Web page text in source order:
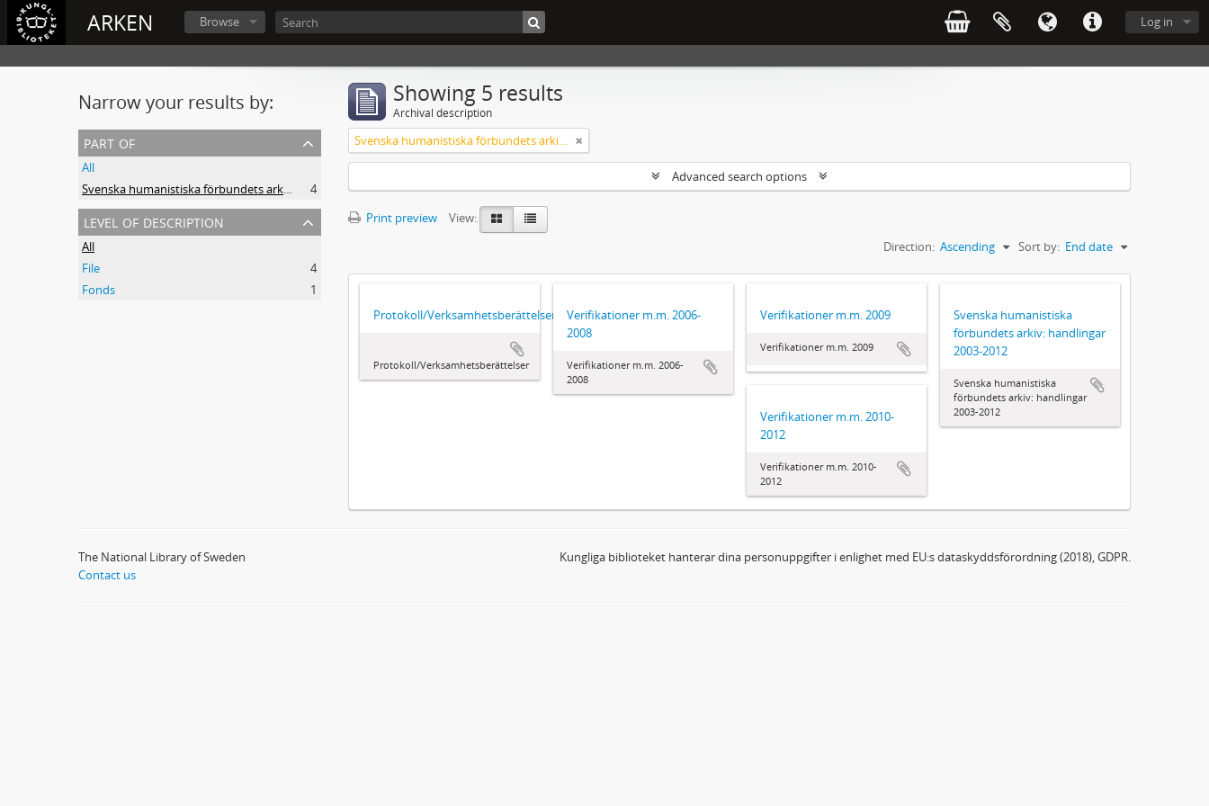
ARKEN Log in
Browse
Narrow your results by:
part of
All
Svenska humanistiska förbundets arkiv: handlingar 2003-2012
4
level of description
All
File
4
Fonds
1
Showing 5 results
Archival description
Svenska humanistiska förbundets arkiv: handlingar 2003-2012
Advanced search options
Print preview
View:
Sort by: End date
Direction: Ascending
Protokoll/Verksamhetsberättelser
Protokoll/Verksamhetsberättelser
Verifikationer m.m. 2006-
2008
Verifikationer m.m. 2006-
2008
Verifikationer m.m. 2009
Verifikationer m.m. 2009
Svenska humanistiska
förbundets arkiv: handlingar
2003-2012
Svenska humanistiska
förbundets arkiv: handlingar
2003-2012
Verifikationer m.m. 2010-
2012
Verifikationer m.m. 2010-
2012
The National Library of Sweden
Contact us
Kungliga biblioteket hanterar dina personuppgifter i enlighet med EU:s dataskyddsförordning (2018), GDPR.